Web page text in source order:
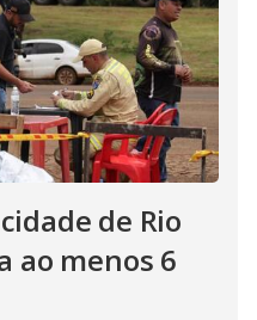
de Rio
ao menos 6